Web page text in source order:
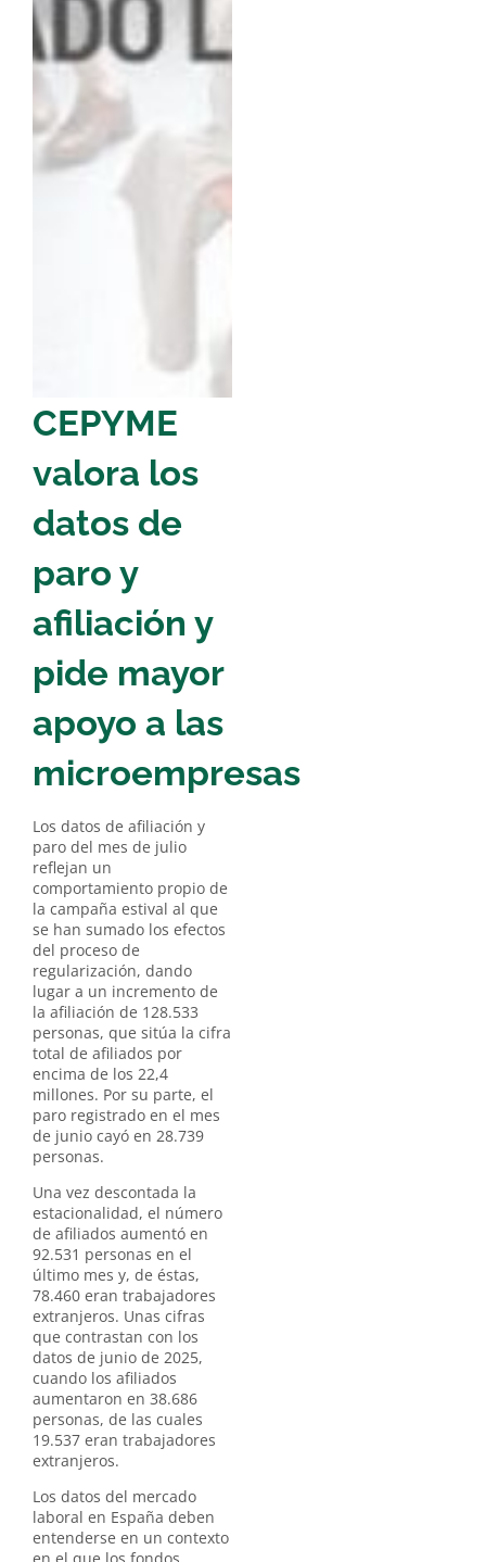
CEPYME
valora los
datos de
paro y
afiliación y
pide mayor
apoyo a las
microempresas
Los datos de afiliación y
paro del mes de julio
reflejan un
comportamiento propio de
la campaña estival al que
se han sumado los efectos
del proceso de
regularización, dando
lugar a un incremento de
la afiliación de 128.533
personas, que sitúa la cifra
total de afiliados por
encima de los 22,4
millones. Por su parte, el
paro registrado en el mes
de junio cayó en 28.739
personas.
Una vez descontada la
estacionalidad, el número
de afiliados aumentó en
92.531 personas en el
último mes y, de éstas,
78.460 eran trabajadores
extranjeros. Unas cifras
que contrastan con los
datos de junio de 2025,
cuando los afiliados
aumentaron en 38.686
personas, de las cuales
19.537 eran trabajadores
extranjeros.
Los datos del mercado
laboral en España deben
entenderse en un contexto